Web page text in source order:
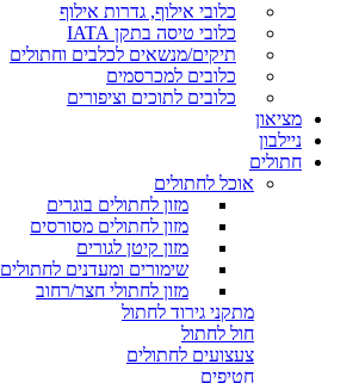
כלובי אילוף, גדרות אילוף
כלובי טיסה בתקן IATA
תיקים/מנשאים לכלבים וחתולים
כלובים למכרסמים
כלובים לתוכים וציפורים
מציאון
ניילבון
חתולים
אוכל לחתולים
מזון לחתולים בוגרים
מזון לחתולים מסורסים
מזון קיטן לגורים
שימורים ומעדנים לחתולים
מזון לחתולי חצר/רחוב
מתקני גירוד לחתול
חול לחתול
צעצועים לחתולים
חטיפים